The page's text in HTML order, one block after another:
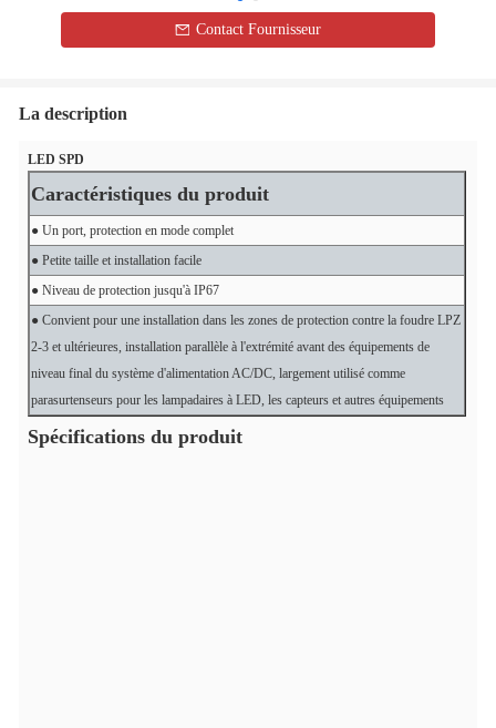
Contact Fournisseur
La description
LED SPD
Caractéristiques du produit
● Un port, protection en mode complet
● Petite taille et installation facile
● Niveau de protection jusqu'à IP67
● Convient pour une installation dans les zones de protection contre la foudre LPZ
2-3 et ultérieures, installation parallèle à l'extrémité avant des équipements de
niveau final du système d'alimentation AC/DC, largement utilisé comme
parasurtenseurs pour les lampadaires à LED, les capteurs et autres équipements
Spécifications du produit